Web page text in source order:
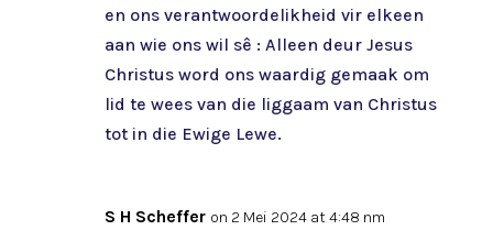
en ons verantwoordelikheid vir elkeen
aan wie ons wil sê : Alleen deur Jesus
Christus word ons waardig gemaak om
lid te wees van die liggaam van Christus
tot in die Ewige Lewe.
S H Scheffer on 2 Mei 2024 at 4:48 nm